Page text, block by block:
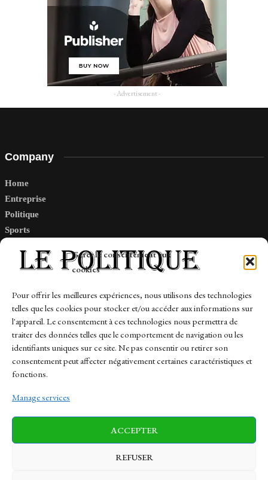
Gérer le consentement aux
cookies
Pour offrir les meilleures expériences, nous utilisons des technologies
telles que les cookies pour stocker et/ou accéder aux informations sur
l'appareil. Le consentement à ces technologies nous permettra de
traiter des données telles que le comportement de navigation ou les
identifiants uniques sur ce site. Ne pas consentir ou retirer son
consentement peut affecter négativement certaines caractéristiques et
fonctions.
Manage services
ACCEPTER
REFUSER
- Advertisement -
Company
Home
Entreprise
Politique
Sports
Links
Contact
Sitemap
News Finance-Marches Politics
Business Tech Health Sports Travel